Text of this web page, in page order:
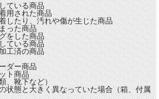
ている商品
用された商品
したり、汚れや傷が生じた商品
った商品
をした商品
ている商品
工済の商品
ダー商品
ト商品
、靴下など）
状態と大きく異なっていた場合（箱、付属